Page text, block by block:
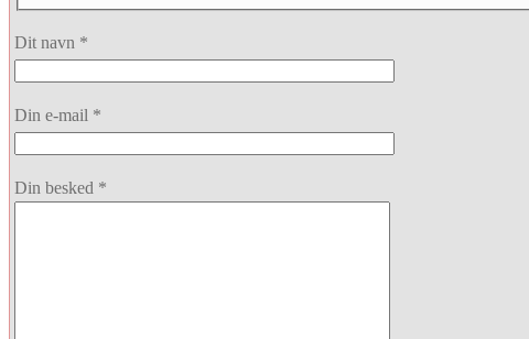
Dit navn *
Din e-mail *
Din besked *